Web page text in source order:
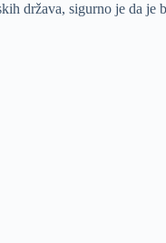
država, sigurno je da